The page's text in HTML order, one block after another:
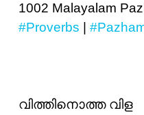
1002 Malayalam
#Proverbs
വിത്തിനൊത്ത വിള